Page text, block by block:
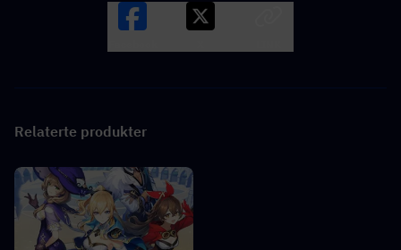
Relaterte produkter